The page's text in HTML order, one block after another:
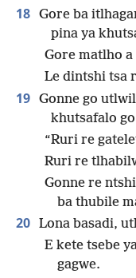
18 Gore ba
pina ya
Gore matlho
Le dintshi tsa
19 Gonne go
khutsafalo
“Ruri re
Ruri re
Gonne re
ba thubile
20 Lona basadi,
E kete tsebe
gagwe.